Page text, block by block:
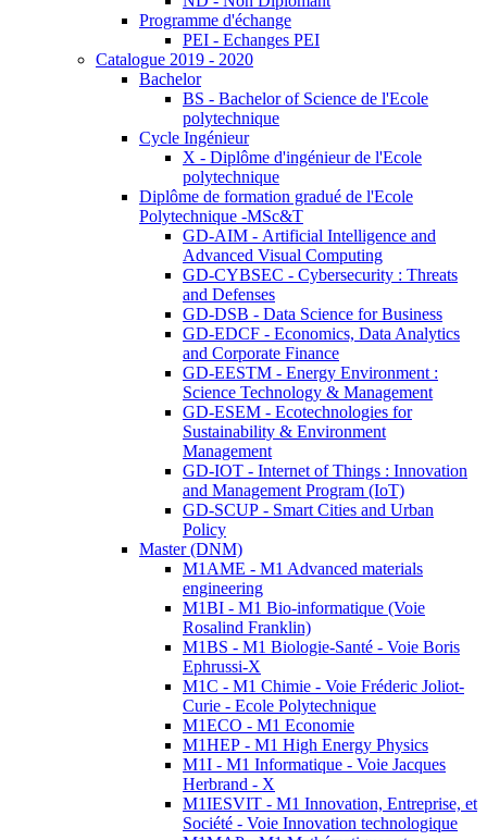
Programme d'échange
PEI - Echanges PEI
Catalogue 2019 - 2020
Bachelor
BS - Bachelor of Science de l'Ecole
polytechnique
Cycle Ingénieur
X - Diplôme d'ingénieur de l'Ecole
polytechnique
Diplôme de formation gradué de l'Ecole
Polytechnique -MSc&T
GD-AIM - Artificial Intelligence and
Advanced Visual Computing
GD-CYBSEC - Cybersecurity : Threats
and Defenses
GD-DSB - Data Science for Business
GD-EDCF - Economics, Data Analytics
and Corporate Finance
GD-EESTM - Energy Environment :
Science Technology & Management
GD-ESEM - Ecotechnologies for
Sustainability & Environment
Management
GD-IOT - Internet of Things : Innovation
and Management Program (IoT)
GD-SCUP - Smart Cities and Urban
Policy
Master (DNM)
M1AME - M1 Advanced materials
engineering
M1BI - M1 Bio-informatique (Voie
Rosalind Franklin)
M1BS - M1 Biologie-Santé - Voie Boris
Ephrussi-X
M1C - M1 Chimie - Voie Fréderic Joliot-
Curie - Ecole Polytechnique
M1ECO - M1 Economie
M1HEP - M1 High Energy Physics
M1I - M1 Informatique - Voie Jacques
Herbrand - X
M1IESVIT - M1 Innovation, Entreprise, et
Société - Voie Innovation technologique